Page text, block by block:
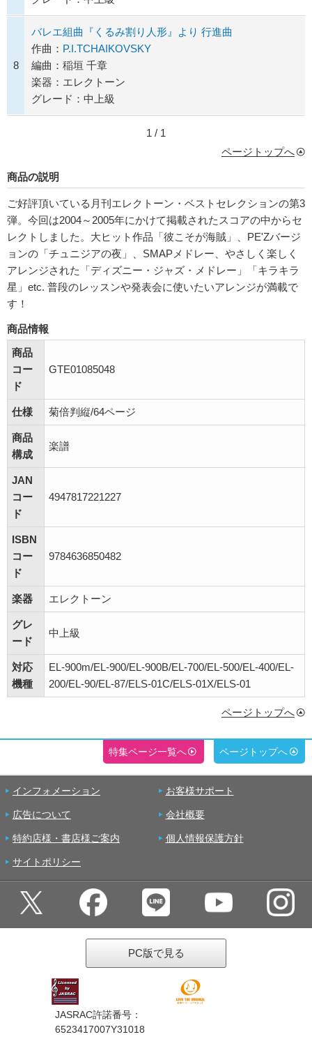
8
バレエ組曲『くるみ割り人形』より 行進曲
作曲： P.I.TCHAIKOVSKY
編曲：稲垣 千章
楽器：エレクトーン
グレード：中上級
1 / 1
ページトップへ
商品の説明
ご好評頂いている月刊エレクトーン・ベストセレクションの第3
弾。今回は2004～2005年にかけて掲載されたスコアの中からセ
レクトしました。大ヒット作品「彼こそが海賊」、PE'Zバージ
ョンの「チュニジアの夜」、SMAPメドレー、やさしく楽しく
アレンジされた「ディズニー・ジャズ・メドレー」「キラキラ
星」etc. 普段のレッスンや発表会に使いたいアレンジが満載で
す！
商品情報
商品
コー
ド
GTE01085048
仕様 菊倍判縦/64ページ
商品
構成
楽譜
JAN
コー
ド
4947817221227
ISBN
コー
ド
9784636850482
楽器 エレクトーン
グレ
ード
中上級
対応
機種
EL-900m/EL-900/EL-900B/EL-700/EL-500/EL-400/EL-
200/EL-90/EL-87/ELS-01C/ELS-01X/ELS-01
ページトップへ
特集ページ一覧へ ページトップへ
インフォメーション お客様サポート
広告について 会社概要
特約店様・書店様ご案内 個人情報保護方針
サイトポリシー
PC版で見る
JASRAC許諾番号：
6523417007Y31018